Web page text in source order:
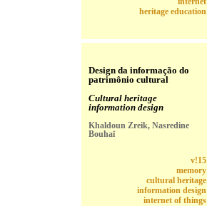
heritage education
Design da informação do
patrimônio cultural
Cultural heritage
information design
Khaldoun Zreik, Nasredine
Bouhaï
v!15
memory
cultural heritage
information design
internet of things